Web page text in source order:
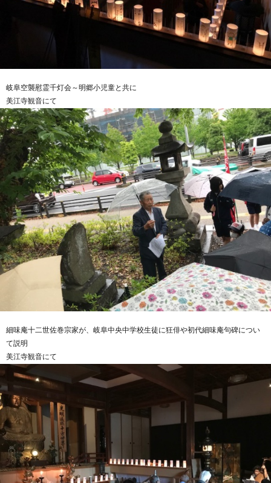
岐阜空襲慰霊千灯会～明郷小児童と共に
美江寺観音にて
細味庵十二世佐巻宗家が、岐阜中央中学校生徒に狂俳や初代細味庵句碑につい
て説明
美江寺観音にて